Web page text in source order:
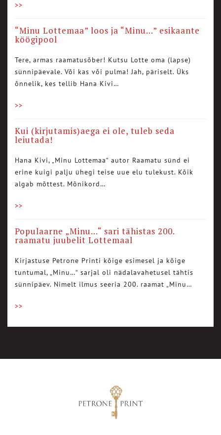
>>
“Minu Lottemaa” loos ja “Minu…” esikaante
köögipool
Tere, armas raamatusõber! Kutsu Lotte oma (lapse)
sünnipäevale. Või kas või pulma! Jah, päriselt. Üks
õnnelik, kes tellib Hana Kivi…
>>
Kui (kirjutamis)aega ei ole, tuleb seda
leiutada!
Hana Kivi, „Minu Lottemaa“ autor Raamatu sünd ei
erine kuigi palju ühegi teise uue elu tulekust. Kõik
algab mõttest. Mõnikord…
>>
Populaarne „Minu…“ sari tähistas 200.
raamatu juubelit Lottemaal
Kirjastuse Petrone Printi kõige esimesel ja kõige
tuntumal, „Minu…“ sarjal oli nädalavahetusel tähtis
sünnipäev. Nimelt ilmus seeria 200. raamat „Minu…
>>